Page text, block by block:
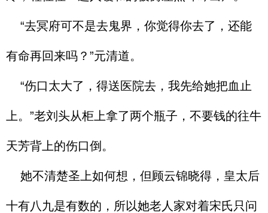
“去冥府可不是去鬼界，你觉得你去了，还能
有命再回来吗？”元清道。
“伤口太大了，得送医院去，我先给她把血止
上。”老刘头从柜上拿了两个瓶子，不要钱的往牛
天芳背上的伤口倒。
她不清楚圣上如何想，但顾云锦晓得，皇太后
十有八九是有数的，所以她老人家对着宋氏只问